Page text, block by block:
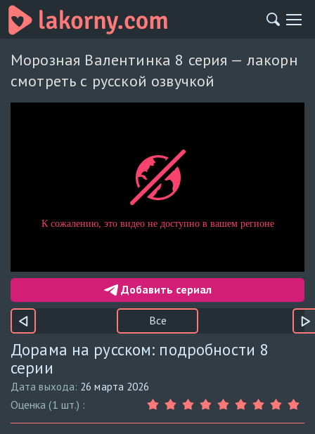
Морозная Валентинка 8 серия — лакорн
смотреть с русской озвучкой
Добавить сериал
Все
Дорама на русском: подробности 8
серии
Дата выхода: 26 марта 2026
Оценка (1 шт.) :